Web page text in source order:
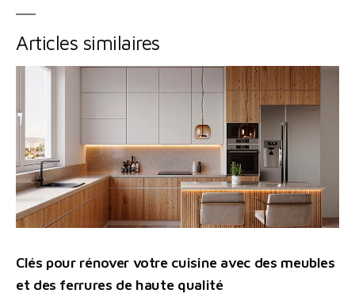
Articles similaires
Clés pour rénover votre cuisine avec des meubles
et des ferrures de haute qualité